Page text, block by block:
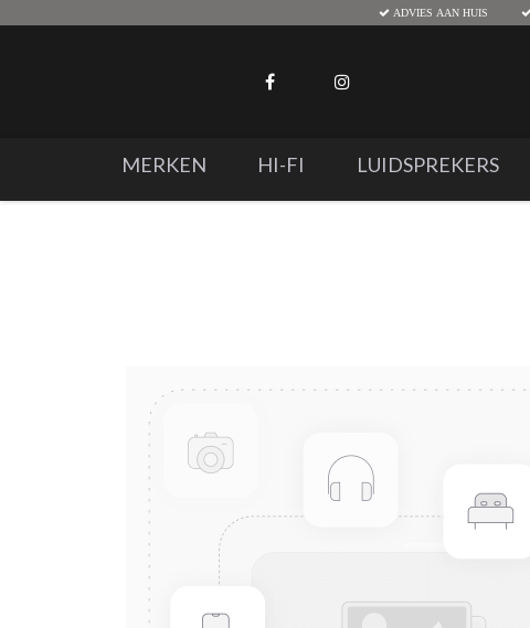
ADVIES AAN HUIS
MERKEN HI-FI LUIDSPREKERS